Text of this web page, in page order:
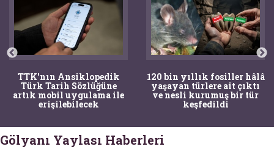
TTK'nın Ansiklopedik
Türk Tarih Sözlüğüne
artık mobil uygulama ile
erişilebilecek
120 bin yıllık fosiller hâlâ
yaşayan türlere ait çıktı
ve nesli kurumuş bir tür
keşfedildi
Gölyanı Yaylası Haberleri